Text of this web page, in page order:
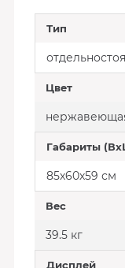
Тип
Цвет
Габариты
85х60х59 см
Вес
39.5 кг
Дисплей